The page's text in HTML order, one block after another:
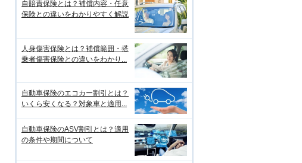
自賠責保険とは？補償内容・任意
保険との違いをわかりやすく解説
人身傷害保険とは？補償範囲・搭
乗者傷害保険との違いをわかり...
自動車保険のエコカー割引とは？
いくら安くなる？対象車と適用...
自動車保険のASV割引とは？適用
の条件や期間について